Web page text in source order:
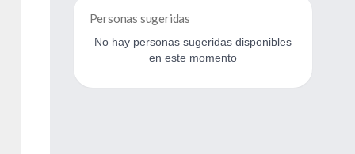
Personas sugeridas
No hay personas sugeridas disponibles
en este momento